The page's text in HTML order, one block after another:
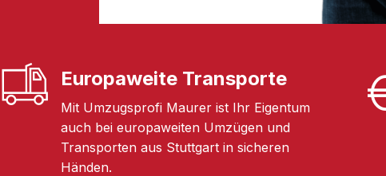
Europaweite Transporte
Mit Umzugsprofi Maurer ist Ihr Eigentum
auch bei europaweiten Umzügen und
Transporten aus Stuttgart in sicheren
Händen.